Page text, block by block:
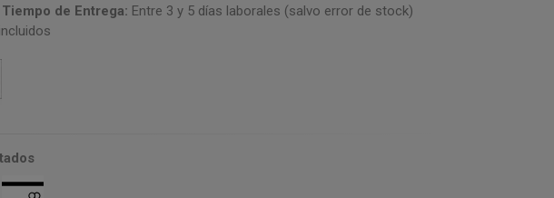
Tiempo de Entrega: Entre 3 y 5 días laborales (salvo error de stock)